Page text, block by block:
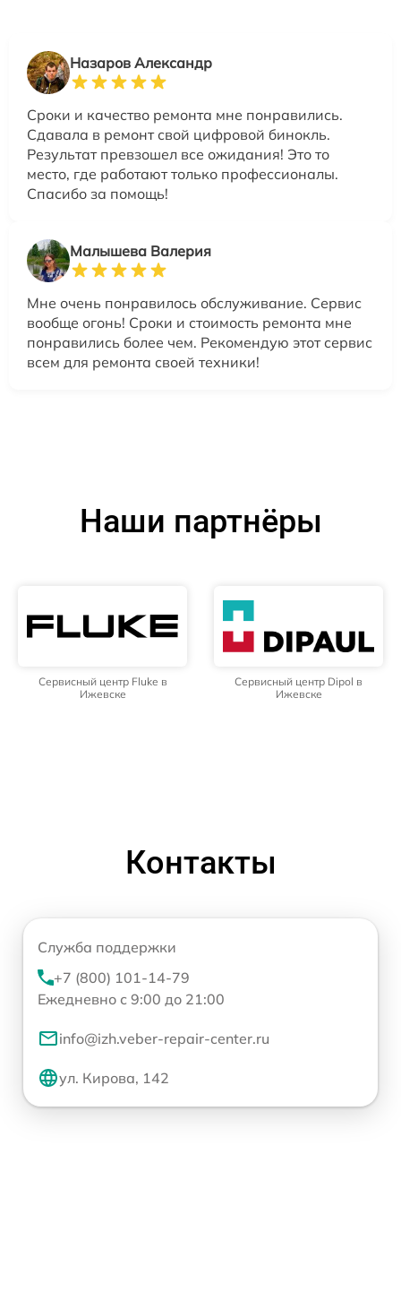
Назаров Александр
Сроки и качество ремонта мне понравились.
Сдавала в ремонт свой цифровой бинокль.
Результат превзошел все ожидания! Это то
место, где работают только профессионалы.
Спасибо за помощь!
Малышева Валерия
Мне очень понравилось обслуживание. Сервис
вообще огонь! Сроки и стоимость ремонта мне
понравились более чем. Рекомендую этот сервис
всем для ремонта своей техники!
Наши партнёры
Сервисный центр Fluke в
Ижевске
Сервисный центр Dipol в
Ижевске
Контакты
Служба поддержки
+7 (800) 101-14-79
Ежедневно с 9:00 до 21:00
info@izh.veber-repair-center.ru
ул. Кирова, 142